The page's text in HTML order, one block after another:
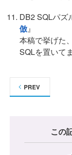
DB2 SQLパズ
倣』
本稿で挙げた
SQLを置いてま
PREV
この